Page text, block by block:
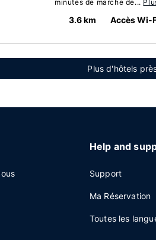
minutes de marche de...
3.6 km Accès Wi-
Plus d'hôtels
Help and
Support
Ma Réservation
Toutes les